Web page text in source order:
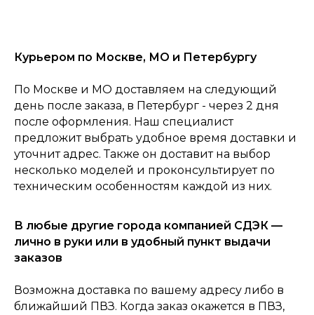
Курьером по Москве, МО и Петербургу
По Москве и МО доставляем на следующий
день после заказа, в Петербург - через 2 дня
после оформления. Наш специалист
предложит выбрать удобное время доставки и
уточнит адрес. Также он доставит на выбор
несколько моделей и проконсультирует по
техническим особенностям каждой из них.
В любые другие города компанией СДЭК —
лично в руки или в удобный пункт выдачи
заказов
Возможна доставка по вашему адресу либо в
ближайший ПВЗ. Когда заказ окажется в ПВЗ,